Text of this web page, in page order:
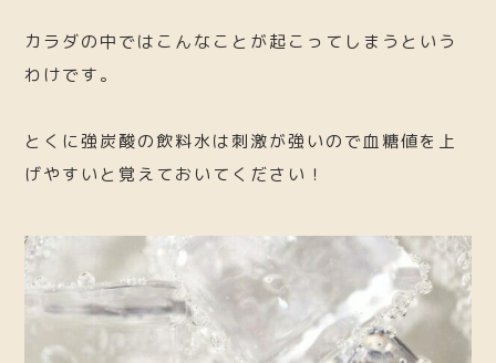
カラダの中ではこんなことが起こってしまうという
わけです。
とくに強炭酸の飲料水は刺激が強いので血糖値を上
げやすいと覚えておいてください！